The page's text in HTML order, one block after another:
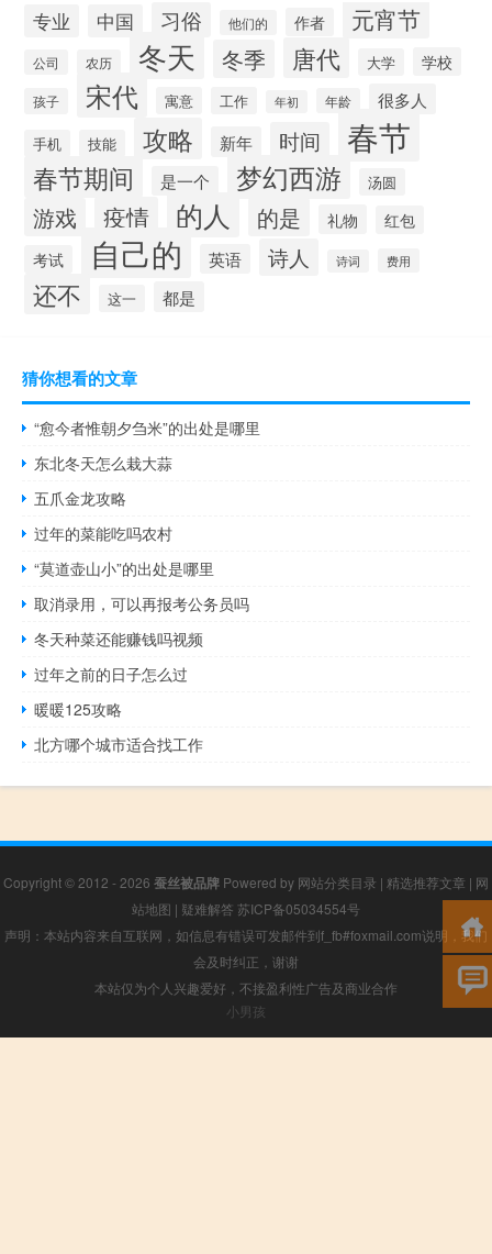
专业 中国 习俗 他们的 作者 元宵节
公司 农历 冬天 冬季 唐代 大学 学校
孩子 宋代 寓意 工作 年初 年龄 很多人
手机 技能 攻略 新年 时间 春节
春节期间 是一个 梦幻西游 汤圆
游戏 疫情 的人 的是 礼物
红包
考试
自己的 英语 诗人 诗词 费用
还不 这一 都是
猜你想看的文章
“愈今者惟朝夕刍米”的出处是哪里
东北冬天怎么栽大蒜
五爪金龙攻略
过年的菜能吃吗农村
“莫道壶山小”的出处是哪里
取消录用，可以再报考公务员吗
冬天种菜还能赚钱吗视频
过年之前的日子怎么过
暖暖125攻略
北方哪个城市适合找工作
Copyright © 2012 - 2026 蚕丝被品牌 Powered by 网站分类目录 | 精选推荐文章 | 网
站地图 | 疑难解答 苏ICP备05034554号
声明：本站内容来自互联网，如信息有错误可发邮件到f_fb#foxmail.com说明，我们
会及时纠正，谢谢
本站仅为个人兴趣爱好，不接盈利性广告及商业合作
小男孩